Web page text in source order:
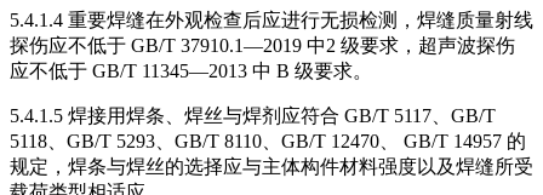
5.4.1.4 重要焊缝在外观检查后应进行无损检测，焊缝质量射线
探伤应不低于 GB/T 37910.1—2019 中2 级要求，超声波探伤
应不低于 GB/T 11345—2013 中 B 级要求。
5.4.1.5 焊接用焊条、焊丝与焊剂应符合 GB/T 5117、GB/T
5118、GB/T 5293、GB/T 8110、GB/T 12470、 GB/T 14957 的
规定，焊条与焊丝的选择应与主体构件材料强度以及焊缝所受